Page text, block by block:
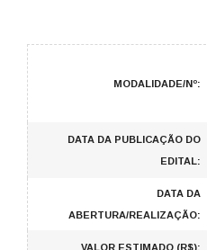
MODALIDADE/Nº:
DATA DA PUBLICAÇÃO DO
EDITAL:
DATA DA
ABERTURA/REALIZAÇÃO:
VALOR ESTIMADO (R$):